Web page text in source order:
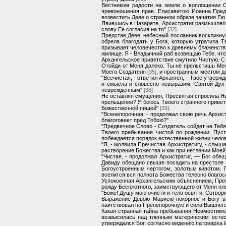
Вестником радости на земле о воплощении
чревоношения прав. Елисаветою Иоанна
возвестить Деве о странном образе зачатия
Явившись в Назарете, Архистратиг
слову Ее согласия на то" [32]
Представ Деве, небесный посланник
обрела благодать у Бога, которую
призывает человечество к древнему
жилище. Я - Владычний раб возвещаю Тебе,
Архангельское приветствие смутило
Отойди от Меня далеко. Ты не прельстишь
Моего Создателя [35] , и пространным местом
"Всечистая, - ответил Архангел, - Твое
и смысла и словесно невыразим. Святой
неврежденным" [38]
Не оставляя смущения, Пресвятая спросила
прельщении? Я боюсь Твоего странного
Божественной пищей" [39]
"Всенепорочная! - продолжал свою речь
благоговеет пред Тобою?"
"Предвечное Слово - Создатель сойдет на
Твоего пребывания чистой по рождении.
побеждается порядок естественной жизни
"Я, - молвила Пречистая Архистратигу, -
растворение Божества и как при нетлении
"Чистая, - продолжал Архистратиг, — Бог
Давиду обещано свыше посадить на престоле
Богоустроенным чертогом, золотым
вселится вся полнота Божества телесно
Успокоенная Архангельским объяснением,
рожду Бесплотного, заимствующего от Меня
"Боже! Душу мою очисти и тело освяти.
Выражение Девою Мариею покорности
наитствовал на Пренепорочную и сила
Какая странная тайна пребывания
возвысилась над тленным материнским
утверждался Бог, согласно видению патриарха